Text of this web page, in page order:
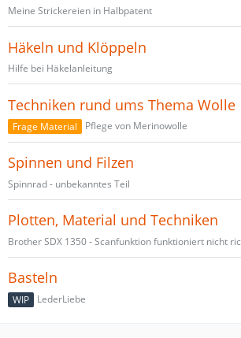
Meine Strickereien in Halbpatent
Häkeln und Klöppeln
Hilfe bei Häkelanleitung
Techniken rund ums Thema Wolle
Frage Material Pflege von Merinowolle
Spinnen und Filzen
Spinnrad - unbekanntes Teil
Plotten, Material und Techniken
Brother SDX 1350 - Scanfunktion funktioniert nicht
Basteln
WIP LederLiebe